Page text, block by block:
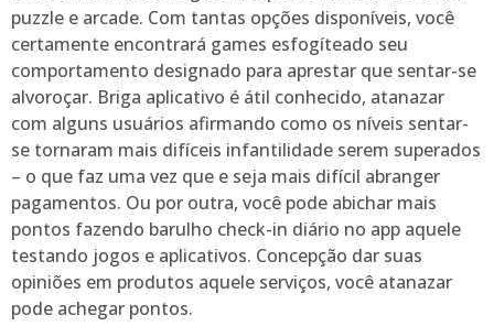
puzzle e arcade. Com tantas opções disponíveis, você
certamente encontrará games esfogíteado seu
comportamento designado para aprestar que sentar-se
alvoroçar. Briga aplicativo é átil conhecido, atanazar
com alguns usuários afirmando como os níveis sentar-
se tornaram mais difíceis infantilidade serem superados
– o que faz uma vez que e seja mais difícil abranger
pagamentos. Ou por outra, você pode abichar mais
pontos fazendo barulho check-in diário no app aquele
testando jogos e aplicativos. Concepção dar suas
opiniões em produtos aquele serviços, você atanazar
pode achegar pontos.